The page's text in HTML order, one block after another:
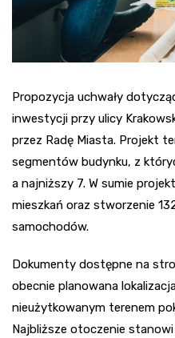
Propozycja uchwały
inwestycji przy ulicy
przez Radę Miasta. Projekt
segmentów budynku, z
a najniższy 7. W sumie
mieszkań oraz stworzenie
samochodów.
Dokumenty dostępne na
obecnie planowana
nieużytkowanym terenem
Najbliższe otoczenie